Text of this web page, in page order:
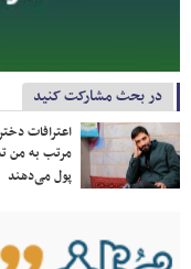
در بحث مشارکت کنید
اعترافات
مرتب به من
پول می‌دهند